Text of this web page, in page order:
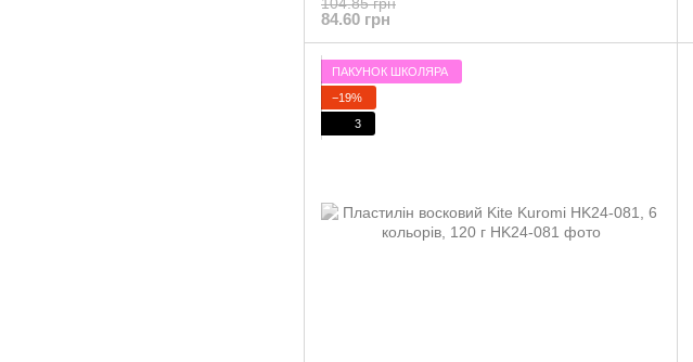
84.60 грн
ПАКУНОК ШКОЛЯРА
−19%
3